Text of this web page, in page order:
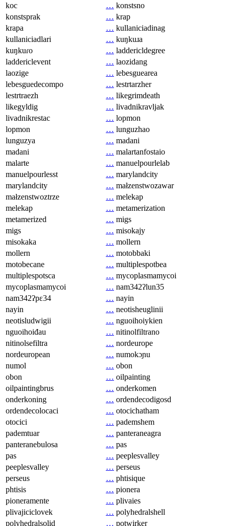
koc
… konstsno
konstsprak
… krap
krapa
… kullaniciadinag
kullaniciadlari
… kuŋkuɹa
kuŋkuɾo
… laddericldegree
laddericlevent
… laozidang
laozige
… lebesguearea
lebesguedecompo
… lestrtarzher
lestrtraezh
… likegrimdeath
likegyldig
… livadnikravljak
livadnikrestac
… lopmon
lopmon
… lunguzhao
lunguzya
… madani
madani
… malartanfostaio
malarte
… manuelpourlelab
manuelpourlesst
… marylandcity
marylandcity
… małzenstwozawar
małzenstwoztrze
… melekap
melekap
… metamerization
metamerized
… migs
migs
… misokajy
misokaka
… mollern
mollern
… motobbaki
motobecane
… multiplespotbea
multiplespotsca
… mycoplasmamycoi
mycoplasmamycoi
… nam342ʔlun35
nam342ʔpɛ34
… nayin
nayin
… neotisheuglinii
neotisludwigii
… nguoihoiykien
nguoihoiđau
… nitinolfiltrano
nitinolsefiltra
… nordeurope
nordeuropean
… numokɔɲu
numol
… obon
obon
… oilpainting
oilpaintingbrus
… onderkomen
onderkoning
… ordendecodigosd
ordendecolocaci
… otocichatham
otocici
… pademshem
pademtuar
… panteraneagra
panteranebulosa
… pas
pas
… peeplesvalley
peeplesvalley
… perseus
perseus
… phtisique
phtisis
… pionera
pioneramente
… plivaies
plivajiciclovek
… polyhedralshell
polyhedralsolid
… potwirker